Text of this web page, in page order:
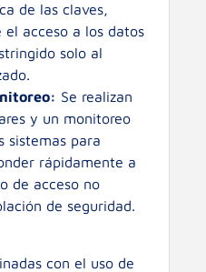
de las claves,
el acceso a los datos
solo al
Se realizan
y un monitoreo
sistemas para
rápidamente a
de acceso no
de seguridad.
con el uso de